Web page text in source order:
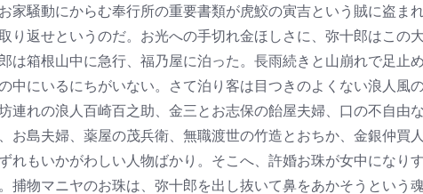
家騒動にからむ奉行所の重要書類が虎鮫の寅吉という賊に盗ま
り返せというのだ。お光への手切れ金ほしさに、弥十郎はこの
は箱根山中に急行、福乃屋に泊った。長雨続きと山崩れで足止
中にいるにちがいない。さて泊り客は目つきのよくない浪人風
連れの浪人百崎百之助、金三とお志保の飴屋夫婦、口の不自由
お島夫婦、薬屋の茂兵衛、無職渡世の竹造とおちか、金銀仲買
れもいかがわしい人物ばかり。そこへ、許婚お珠が女中になり
捕物マニヤのお珠は、弥十郎を出し抜いて鼻をあかそうという